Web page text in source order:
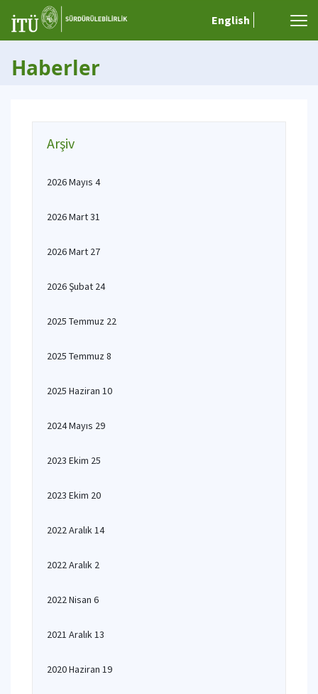
English
Haberler
Arşiv
2026 Mayıs 4
2026 Mart 31
2026 Mart 27
2026 Şubat 24
2025 Temmuz 22
2025 Temmuz 8
2025 Haziran 10
2024 Mayıs 29
2023 Ekim 25
2023 Ekim 20
2022 Aralık 14
2022 Aralık 2
2022 Nisan 6
2021 Aralık 13
2020 Haziran 19